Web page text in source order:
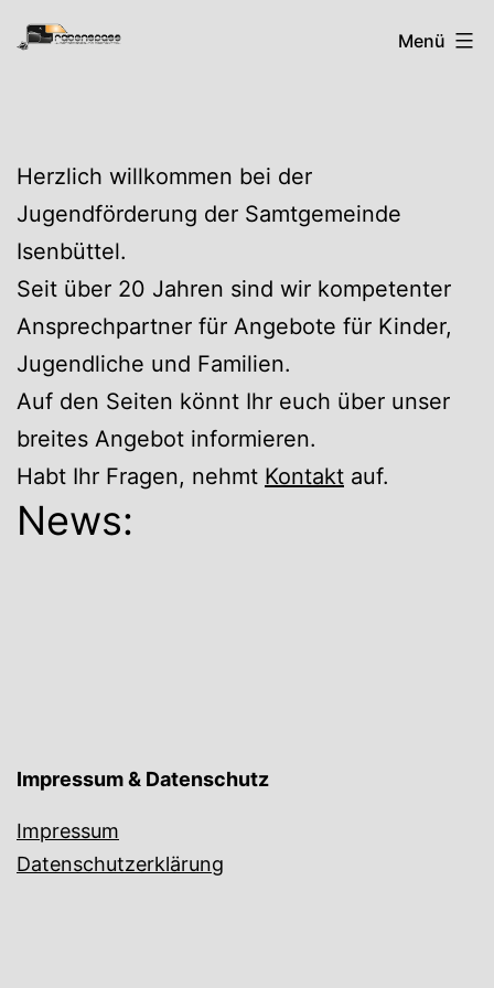
Zum
Inhalt
RabenspassMenü
Herzlich willkommen bei der
Jugendförderung der Samtgemeinde
Isenbüttel.
Seit über 20 Jahren sind wir kompetenter
Ansprechpartner für Angebote für Kinder,
Jugendliche und Familien.
Auf den Seiten könnt Ihr euch über unser
breites Angebot informieren.
Habt Ihr Fragen, nehmt Kontakt auf.
News:
Impressum & Datenschutz
Impressum
Datenschutzerklärung